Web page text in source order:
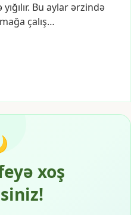
yığılır. Bu aylarərzində
çalış…
xoş